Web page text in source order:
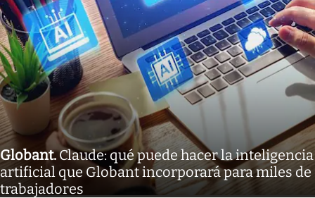
Globant.Claude: qué puede hacer la inteligencia
artificial que Globant incorporará para miles de
trabajadores